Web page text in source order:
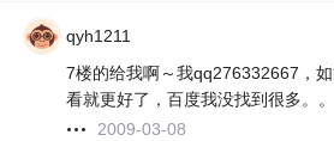
qyh1211
7楼的给我啊～我qq276332667，
看就更好了，百度我没找到很多。。
2009-03-08